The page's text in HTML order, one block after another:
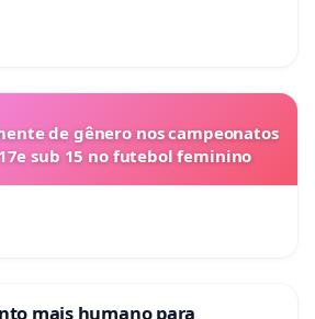
de gênero nos campeonatos
sub 15 no futebol feminino
mais humano para